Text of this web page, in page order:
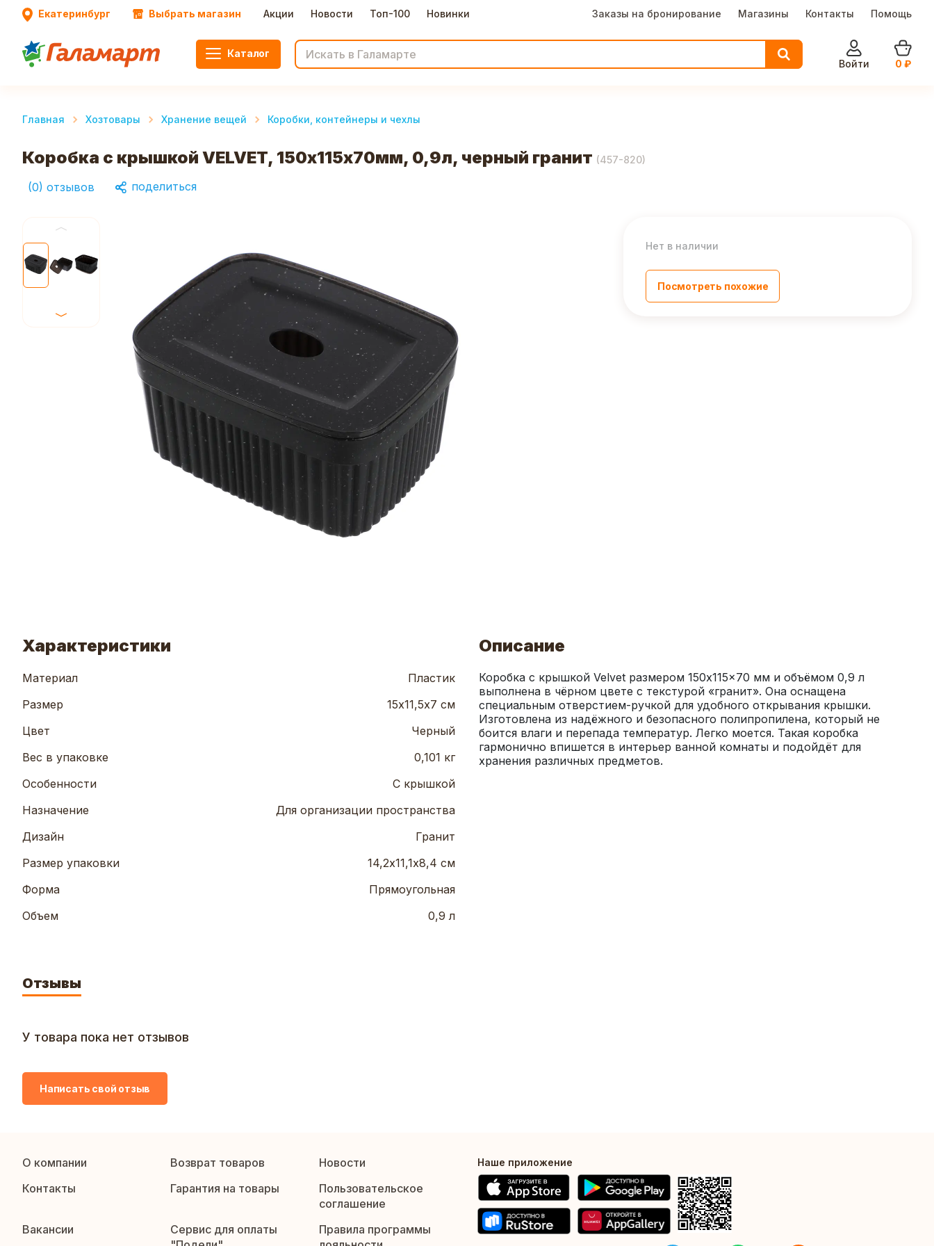
Екатеринбург Выбрать магазин Акции Новости Топ-100 Новинки Заказы на бронирование Магазины Контакты Помощь
Каталог
Войти
0 ₽
Главная Хозтовары Хранение вещей Коробки, контейнеры и чехлы
Коробка с крышкой VELVET, 150х115х70мм, 0,9л, черный гранит (457-820)
(0) отзывов поделиться
Нет в наличии
Посмотреть похожие
Характеристики
Материал
Пластик
Размер
15х11,5х7 см
Цвет
Черный
Вес в упаковке
0,101 кг
Особенности
С крышкой
Назначение
Для организации пространства
Дизайн
Гранит
Размер упаковки
14,2х11,1х8,4 см
Форма
Прямоугольная
Объем
0,9 л
Описание
Коробка с крышкой Velvet размером 150x115x70 мм и объёмом 0,9 л
выполнена в чёрном цвете с текстурой «гранит». Она оснащена
специальным отверстием-ручкой для удобного открывания крышки.
Изготовлена из надёжного и безопасного полипропилена, который не
боится влаги и перепада температур. Легко моется. Такая коробка
гармонично впишется в интерьер ванной комнаты и подойдёт для
хранения различных предметов.
Отзывы
У товара пока нет отзывов
Написать свой отзыв
О компании Возврат товаров
Новости
Контакты
Гарантия на товары
Пользовательское
соглашение
Вакансии
Сервис для оплаты
Правила программы
Наше приложение